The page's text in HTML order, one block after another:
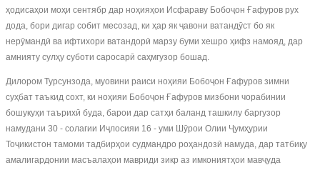
ҳодисаҳои моҳи сентябр дар ноҳияҳои Исфараву Бобоҷон Ғафуров рух
дода, бори дигар собит месозад, ки ҳар як ҷавони ватандӯст бо як
нерӯмандӣ ва ифтихори ватандорӣ марзу буми хешро ҳифз намояд, дар
амнияту сулҳу суботи саросарӣ саҳмгузор бошад.
Дилором Турсунзода, муовини раиси ноҳияи Бобоҷон Ғафуров зимни
суҳбат таъкид сохт, ки ноҳияи Бобоҷон Ғафуров мизбони чорабинии
бошукуҳи таърихӣ буда, барои дар сатҳи баланд ташкилу баргузор
намудани 30 - солагии Иҷлосияи 16 - уми Шӯрои Олии Ҷумҳурии
Тоҷикистон тамоми тадбирҳои судмандро роҳандозӣ намуда, дар татбиқу
амалигардонии масъалаҳои мавриди зикр аз имкониятҳои мавҷуда